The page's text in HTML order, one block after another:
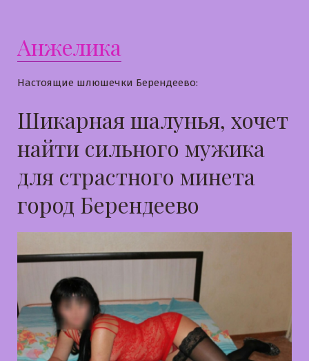
Анжелика
Настоящие шлюшечки Берендеево:
Шикарная шалунья, хочет
найти сильного мужика
для страстного минета
город Берендеево